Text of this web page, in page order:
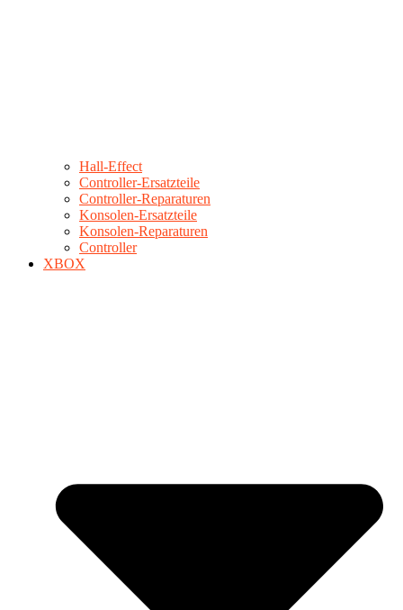
Hall-Effect
Controller-Ersatzteile
Controller-Reparaturen
Konsolen-Ersatzteile
Konsolen-Reparaturen
Controller
XBOX